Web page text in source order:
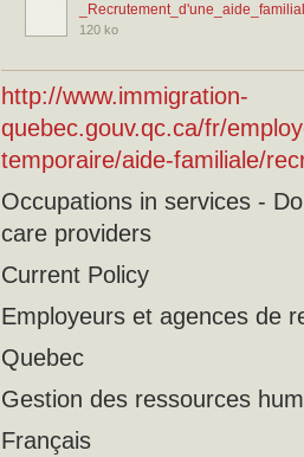
120 ko
http://www.immigration-
quebec.gouv.qc.ca/fr/
temporaire/aide-familiale/
Occupations in services -
care providers
Current Policy
Employeurs et agences de
Quebec
Gestion des ressources
Français